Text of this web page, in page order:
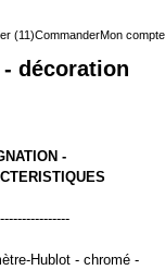
(11)CommanderMon compte
décoration
-
Hublot - chromé -